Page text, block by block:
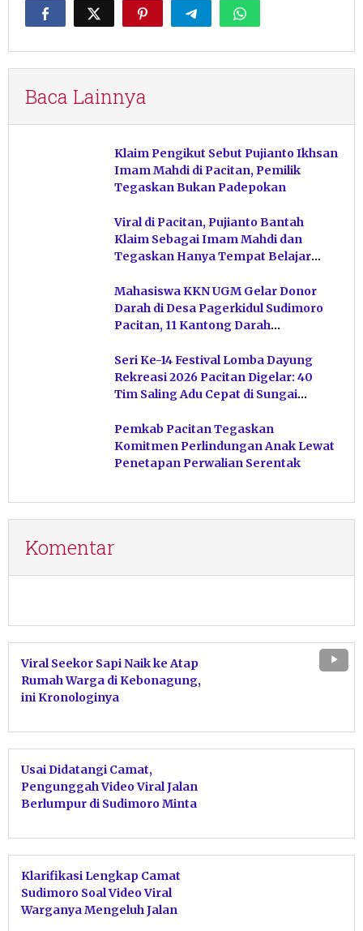
Baca Lainnya
Klaim Pengikut Sebut Pujianto Ikhsan
Imam Mahdi di Pacitan, Pemilik
Tegaskan Bukan Padepokan
Viral di Pacitan, Pujianto Bantah
Klaim Sebagai Imam Mahdi dan
Tegaskan Hanya Tempat Belajar
Mahasiswa KKN UGM Gelar Donor
Darah di Desa Pagerkidul Sudimoro
Pacitan, 11 Kantong Darah
Seri Ke-14 Festival Lomba Dayung
Rekreasi 2026 Pacitan Digelar: 40
Tim Saling Adu Cepat di Sungai
Pemkab Pacitan Tegaskan
Komitmen Perlindungan Anak Lewat
Penetapan Perwalian Serentak
Komentar
Viral Seekor Sapi Naik ke Atap
Rumah Warga di Kebonagung,
ini Kronologinya
Usai Didatangi Camat,
Pengunggah Video Viral Jalan
Berlumpur di Sudimoro Minta
Klarifikasi Lengkap Camat
Sudimoro Soal Video Viral
Warganya Mengeluh Jalan